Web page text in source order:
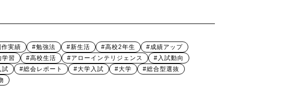
作実績 #勉強法 #新生活 #高校2年生
#成績アップ
学習 #高校生活 #アローインテリジェンス
#入試動向
試 #総会レポート #大学入試 #大学
#総合型選抜